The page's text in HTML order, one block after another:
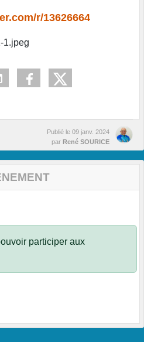
r/13626664
Publié le 09 janv. 2024
par René SOURICE
participer aux